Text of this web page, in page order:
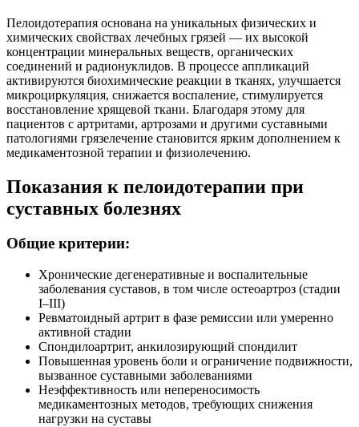
Пелоидотерапия основана на уникальных физических и
химических свойствах лечебных грязей — их высокой
концентрации минеральных веществ, органических
соединений и радионуклидов. В процессе аппликаций
активируются биохимические реакции в тканях, улучшается
микроциркуляция, снижается воспаление, стимулируется
восстановление хрящевой ткани. Благодаря этому для
пациентов с артритами, артрозами и другими суставными
патологиями грязелечение становится ярким дополнением к
медикаментозной терапии и физиолечению.
Показания к пелоидотерапии при
суставных болезнях
Общие критерии:
Хронические дегенеративные и воспалительные
заболевания суставов, в том числе остеоартроз (стадии
I–III)
Ревматоидный артрит в фазе ремиссии или умеренно
активной стадии
Спондилоартрит, анкилозирующий спондилит
Повышенная уровень боли и ограничение подвижности,
вызванное суставными заболеваниями
Неэффективность или непереносимость
медикаментозных методов, требующих снижения
нагрузки на суставы